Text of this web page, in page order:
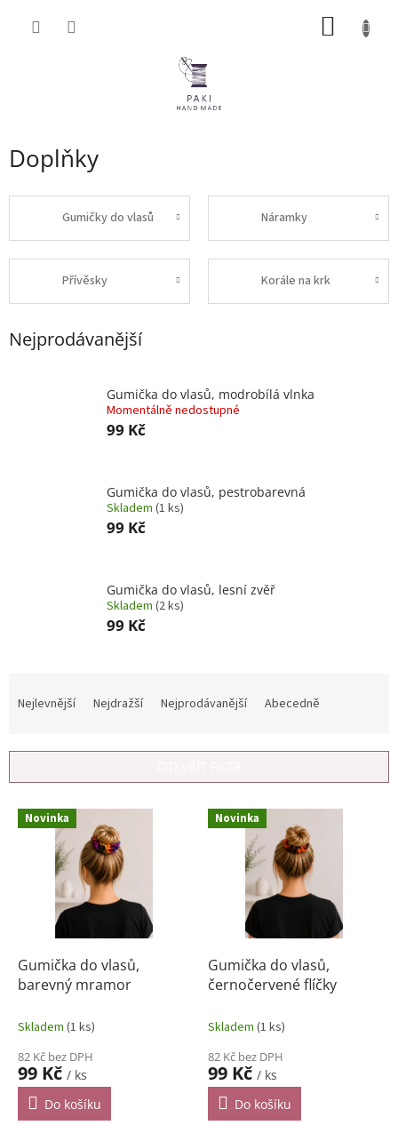
Doplňky
Gumičky do vlasů Náramky
Přívěsky Korále na krk
Nejprodávanější
Gumička do vlasů, modrobílá vlnka
Momentálně nedostupné
99 Kč
Gumička do vlasů, pestrobarevná
Skladem (1 ks)
99 Kč
Gumička do vlasů, lesní zvěř
Skladem (2 ks)
99 Kč
í
Nejlevnější Nejdražší Nejprodávanější Abecedně
V Novinka
Gumička do vlasů,
barevný mramor
Skladem (1 ks)
82 Kč bez DPH
99 Kč / ks
Do košíku
Novinka
Gumička do vlasů,
černočervené flíčky
Skladem (1 ks)
82 Kč bez DPH
99 Kč / ks
Do košíku